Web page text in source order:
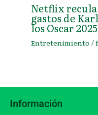
Netflix
gastos de
los Oscar 2025
Entretenimiento /
Información